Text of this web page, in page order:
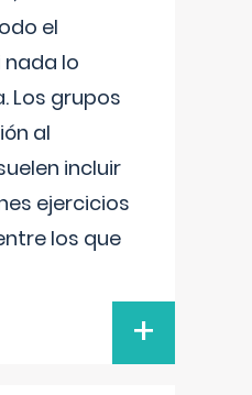
el
lo
Los grupos
al
incluir
ejercicios
los que
+